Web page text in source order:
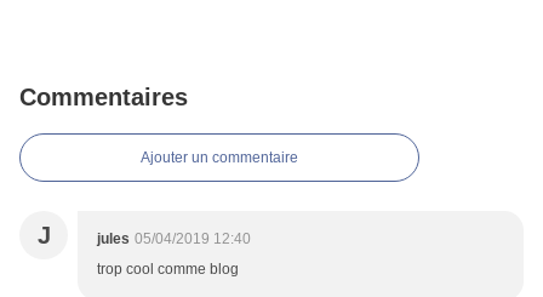
Commentaires
Ajouter un commentaire
J jules 05/04/2019 12:40
trop cool comme blog